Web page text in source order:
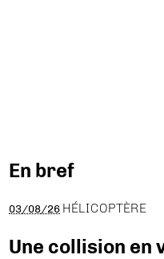
En bref
03/08/26 HÉLICOPTÈRE
Une collision en